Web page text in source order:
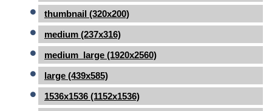
thumbnail (320x200)
medium (237x316)
medium_large (1920x2560)
large (439x585)
1536x1536 (1152x1536)